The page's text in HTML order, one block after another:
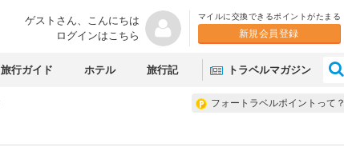
ゲストさん、 こんにちは
ログインはこちら
マイルに交換できるポイントがたまる
新規会員登録
旅行ガイド ホテル 旅行記 トラベルマガジン
フォートラベルポイントって？